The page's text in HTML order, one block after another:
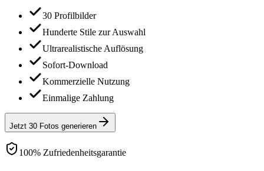
30 Profilbilder
Hunderte Stile zur Auswahl
Ultrarealistische Auflösung
Sofort-Download
Kommerzielle Nutzung
Einmalige Zahlung
Jetzt 30 Fotos generieren
100% Zufriedenheitsgarantie